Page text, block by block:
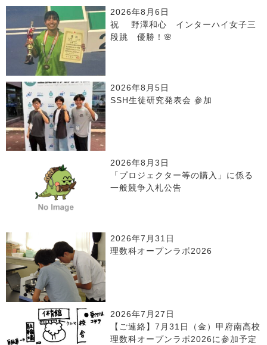
2026年8月6日
祝 野澤和心 インターハイ女子三
段跳 優勝！🌸
2026年8月5日
SSH生徒研究発表会 参加
2026年8月3日
「プロジェクター等の購入」に係る
一般競争入札公告
2026年7月31日
理数科オープンラボ2026
2026年7月27日
【ご連絡】7月31日（金）甲府南高校
理数科オープンラボ2026に参加予定